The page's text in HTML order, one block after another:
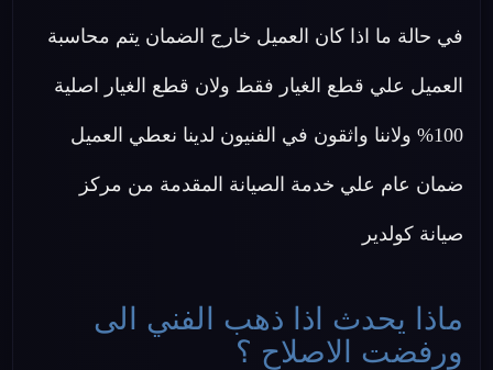
في حالة ما اذا كان العميل خارج الضمان يتم محاسبة
العميل علي قطع الغيار فقط ولان قطع الغيار اصلية
100% ولاننا واثقون في الفنيون لدينا نعطي العميل
ضمان عام علي خدمة الصيانة المقدمة من مركز
صيانة كولدير
ماذا يحدث اذا ذهب الفني الى
ورفضت الاصلاح ؟